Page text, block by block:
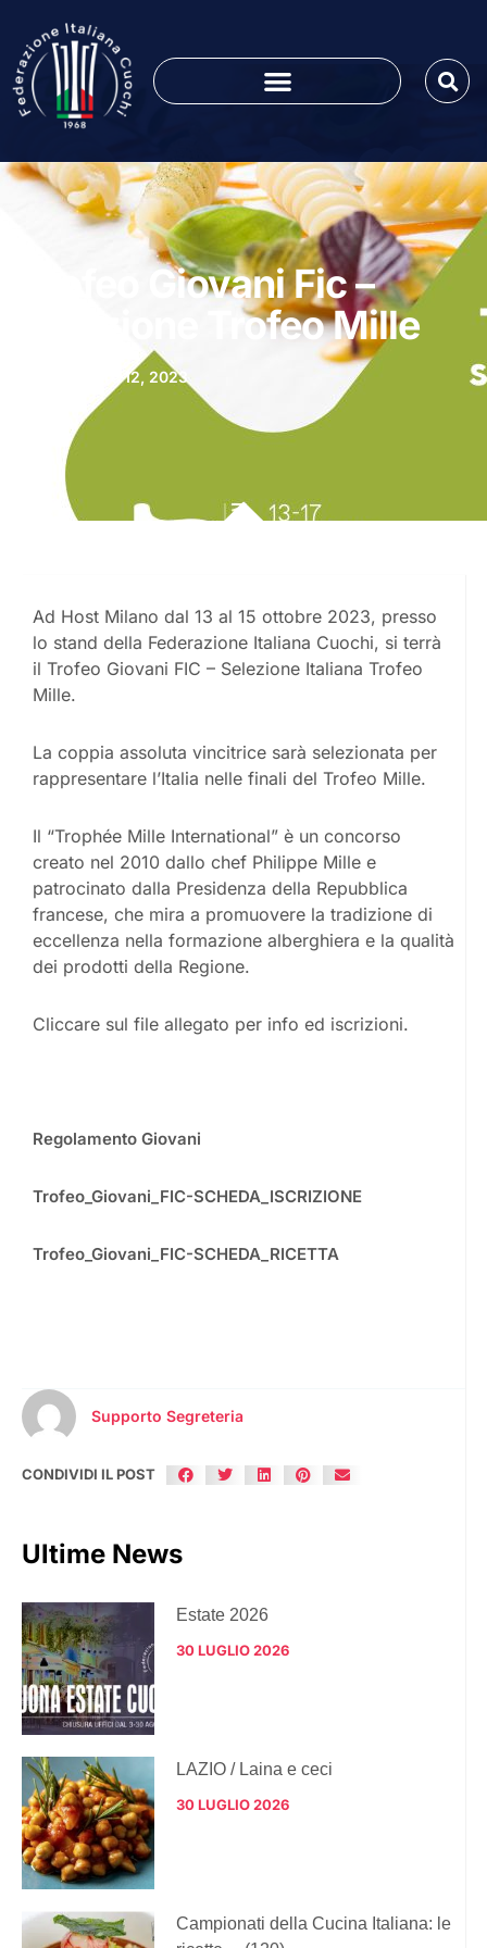
Trofeo Giovani Fic –
Selezione Trofeo Mille
Settembre 12, 2023
Ad Host Milano dal 13 al 15 ottobre 2023, presso
lo stand della Federazione Italiana Cuochi, si terrà
il Trofeo Giovani FIC – Selezione Italiana Trofeo
Mille.
La coppia assoluta vincitrice sarà selezionata per
rappresentare l’Italia nelle finali del Trofeo Mille.
Il “Trophée Mille International” è un concorso
creato nel 2010 dallo chef Philippe Mille e
patrocinato dalla Presidenza della Repubblica
francese, che mira a promuovere la tradizione di
eccellenza nella formazione alberghiera e la qualità
dei prodotti della Regione.
Cliccare sul file allegato per info ed iscrizioni.
Regolamento Giovani
Trofeo_Giovani_FIC-SCHEDA_ISCRIZIONE
Trofeo_Giovani_FIC-SCHEDA_RICETTA
Supporto Segreteria
CONDIVIDI IL POST
Ultime News
Estate 2026
30 LUGLIO 2026
LAZIO / Laina e ceci
30 LUGLIO 2026
Campionati della Cucina Italiana: le